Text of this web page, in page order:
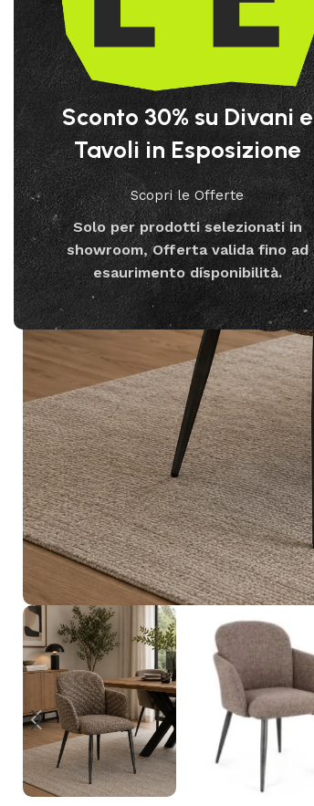
Sconto 30% su Divani e
Tavoli in Esposizione
Scopri le Offerte
Solo per prodotti selezionati in
showroom, Offerta valida fino ad
esaurimento disponibilità.